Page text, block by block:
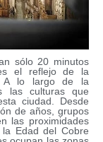
sólo 20 minutos
el reflejo de la
A lo largo de la
las culturas que
ciudad. Desde
de años, grupos
las proximidades
Edad del Cobre